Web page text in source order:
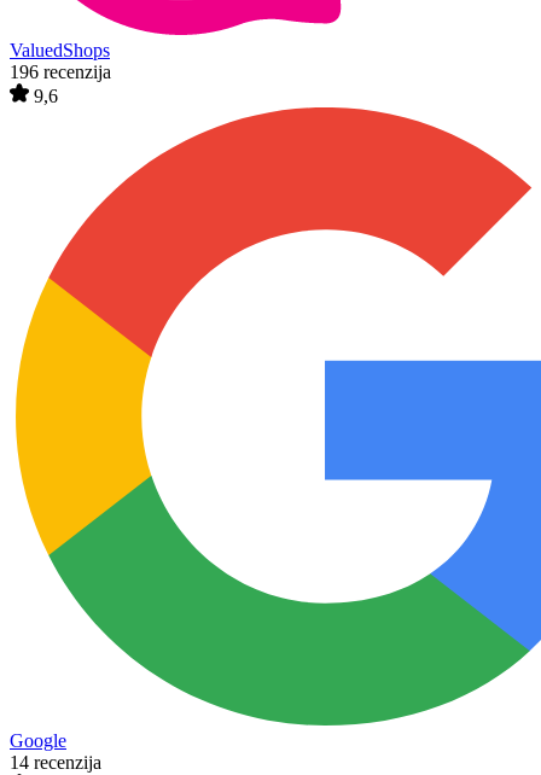
ValuedShops
196 recenzija
9,6
Google
14 recenzija